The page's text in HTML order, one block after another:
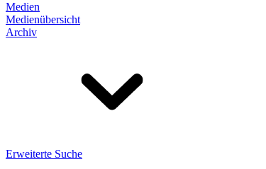
Medien
Medienübersicht
Archiv
Erweiterte Suche